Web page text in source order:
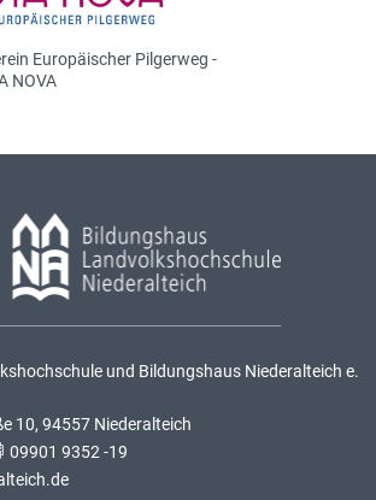
Europäischer Pilgerweg -
NOVA
und Bildungshaus Niederalteich e.
10, 94557 Niederalteich
09901 9352 -19